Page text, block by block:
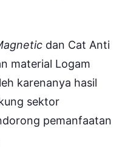
dan Cat Anti
material Logam
karenanya hasil
sektor
pemanfaatan